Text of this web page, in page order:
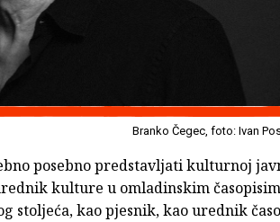
Branko Čegec, foto: Ivan
posebno predstavljati kulturnoj
kulture u omladinskim
stoljeća, kao pjesnik, kao urednik